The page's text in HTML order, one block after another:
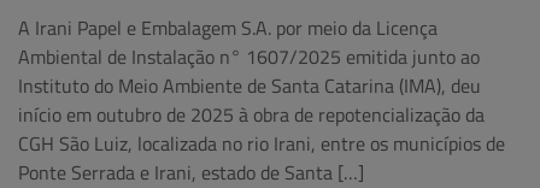
A Irani Papel e Embalagem S.A. por meio da Licença
Ambiental de Instalação n° 1607/2025 emitida junto ao
Instituto do Meio Ambiente de Santa Catarina (IMA), deu
início em outubro de 2025 à obra de repotencialização da
CGH São Luiz, localizada no rio Irani, entre os municípios de
Ponte Serrada e Irani, estado de Santa […]